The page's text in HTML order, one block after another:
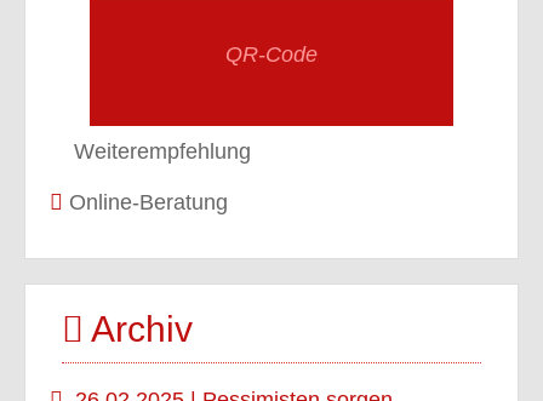
QR-Code
Weiterempfehlung
Online-Beratung
Archiv